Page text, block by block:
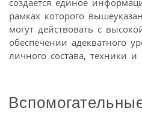
рамках которого
могут действовать с
обеспечении адекватного
личного состава, техники и